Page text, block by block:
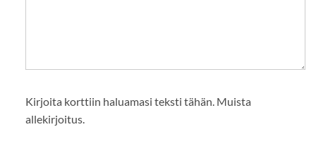
Kirjoita korttiin haluamasi teksti tähän. Muista
allekirjoitus.